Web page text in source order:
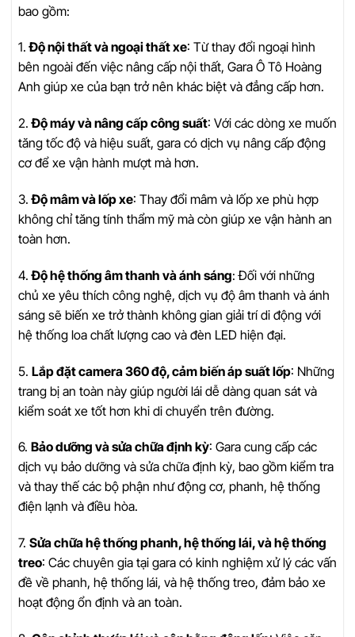
bao gồm:
1.Độ nội thất và ngoại thất xe: Từ thay đổi ngoại hình
bên ngoài đến việc nâng cấp nội thất, Gara Ô Tô Hoàng
Anh giúp xe của bạn trở nên khác biệt và đẳng cấp hơn.
2.Độ máy và nâng cấp công suất: Với các dòng xe muốn
tăng tốc độ và hiệu suất, gara có dịch vụ nâng cấp động
cơ để xe vận hành mượt mà hơn.
3.Độ mâm và lốp xe: Thay đổi mâm và lốp xe phù hợp
không chỉ tăng tính thẩm mỹ mà còn giúp xe vận hành an
toàn hơn.
4.Độ hệ thống âm thanh và ánh sáng: Đối với những
chủ xe yêu thích công nghệ, dịch vụ độ âm thanh và ánh
sáng sẽ biến xe trở thành không gian giải trí di động với
hệ thống loa chất lượng cao và đèn LED hiện đại.
5. Lắp đặt camera 360 độ, cảm biến áp suất lốp: Những
trang bị an toàn này giúp người lái dễ dàng quan sát và
kiểm soát xe tốt hơn khi di chuyển trên đường.
6. Bảo dưỡng và sửa chữa định kỳ: Gara cung cấp các
dịch vụ bảo dưỡng và sửa chữa định kỳ, bao gồm kiểm tra
và thay thế các bộ phận như động cơ, phanh, hệ thống
điện lạnh và điều hòa.
7. Sửa chữa hệ thống phanh, hệ thống lái, và hệ thống
treo: Các chuyên gia tại gara có kinh nghiệm xử lý các vấn
đề về phanh, hệ thống lái, và hệ thống treo, đảm bảo xe
hoạt động ổn định và an toàn.